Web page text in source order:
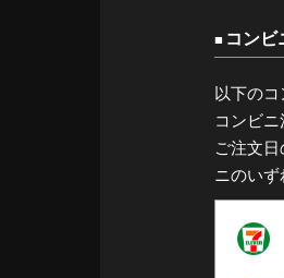
コンビ
以下の
コンビ
ご注文
ニのいず